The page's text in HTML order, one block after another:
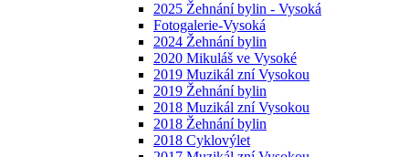
2025 Žehnání bylin - Vysoká
Fotogalerie-Vysoká
2024 Žehnání bylin
2020 Mikuláš ve Vysoké
2019 Muzikál zní Vysokou
2019 Žehnání bylin
2018 Muzikál zní Vysokou
2018 Žehnání bylin
2018 Cyklovýlet